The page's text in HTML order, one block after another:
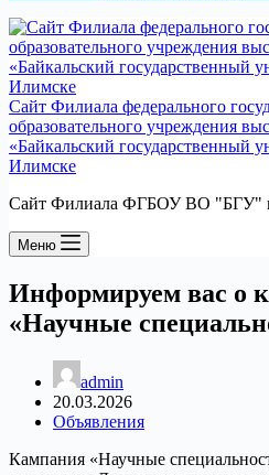
Сайт Филиала федерального
образовательного учреждения
«Байкальский государственный
Илимске
Сайт Филиала ФГБОУ ВО "БГУ" в
Меню
Информируем вас о
«Научные
admin
20.03.2026
Объявления
Кампания «Научные